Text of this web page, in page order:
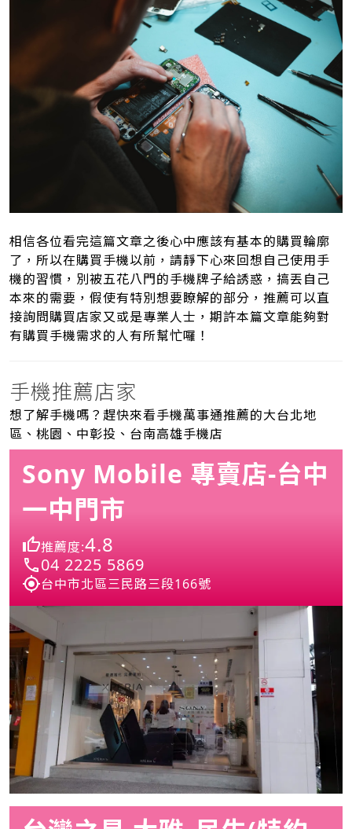
相信各位看完這篇文章之後心中應該有基本的購買輪廓
了，所以在購買手機以前，請靜下心來回想自己使用手
機的習慣，別被五花八門的手機牌子給誘惑，搞丟自己
本來的需要，假使有特別想要瞭解的部分，推薦可以直
接詢問購買店家又或是專業人士，期許本篇文章能夠對
有購買手機需求的人有所幫忙囉！
手機推薦店家
想了解手機嗎？趕快來看手機萬事通推薦的大台北地
區、桃園、中彰投、台南高雄手機店
Sony Mobile 專賣店-台中
一中門市
推薦度:4.8
04 2225 5869
台中市北區三民路三段166號